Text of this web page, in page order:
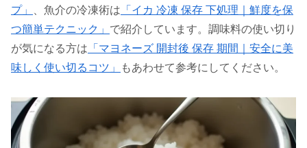
プ」
、魚介の冷凍術は 「イカ 冷凍 保存 下処理｜鮮度を保
つ簡単テクニック」 で紹介しています。調味料の使い切り
が気になる方は 「マヨネーズ 開封後 保存 期間｜安全に美
味しく使い切るコツ」
もあわせて参考にしてください。